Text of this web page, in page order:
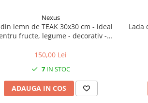
Nexus
lemn de TEAK 30x30 cm - ideal
fructe, legume - decorativ -
150,00 Lei
7IN STOC
ADAUGA IN COS
Lada